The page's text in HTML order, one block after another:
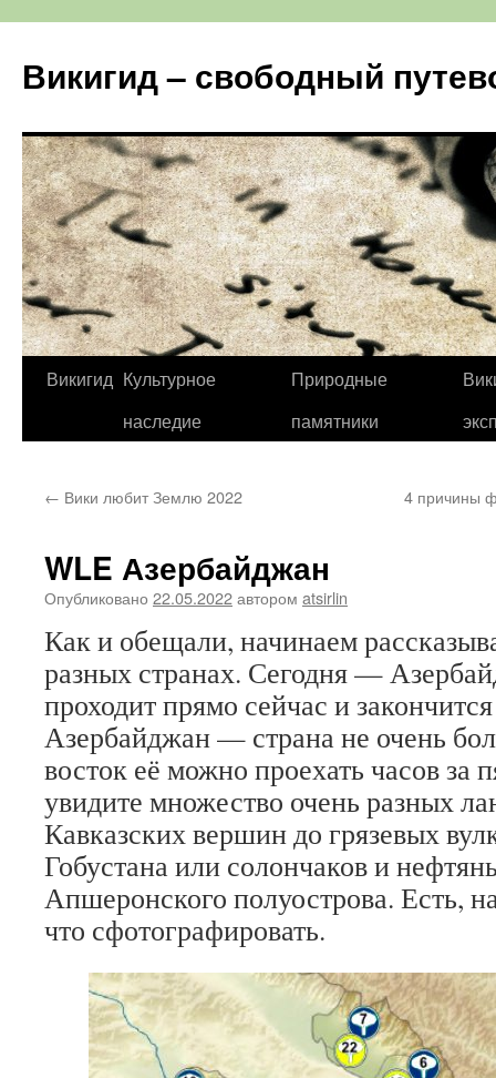
содержимому
Викигид – свободный
Викигид Культурное
наследие
Природные
памятники
← Вики любит Землю 2022 4 причины
WLE Азербайджан
Опубликовано 22.05.2022автором atsirlin
Как и обещали, начинаем
разных странах. Сегодня —
проходит прямо сейчас и
Азербайджан — страна не очень
восток её можно проехать часов за
увидите множество очень разных
Кавказских вершин до грязевых
Гобустана или солончаков и
Апшеронского полуострова. Есть,
что сфотографировать.